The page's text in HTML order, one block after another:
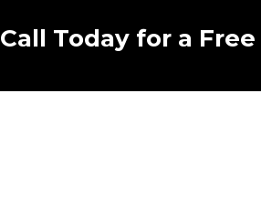
Call Today for a